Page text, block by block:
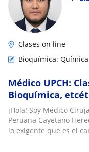
Clases on line
Bioquímica:
Médico UPCH:
Bioquímica,
y Universitario
¡Hola! Soy Médico
Peruana Cayetano
lo exigente que es el